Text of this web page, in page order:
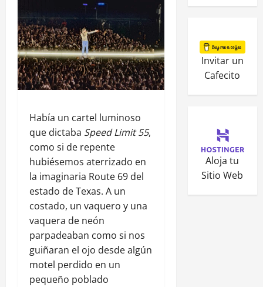
Había un cartel luminoso
que dictaba Speed Limit 55,
como si de repente
hubiésemos aterrizado en
la imaginaria Route 69 del
estado de Texas. A un
costado, un vaquero y una
vaquera de neón
parpadeaban como si nos
guiñaran el ojo desde algún
motel perdido en un
pequeño poblado
Invitar un
Cafecito
Aloja tu
Sitio Web